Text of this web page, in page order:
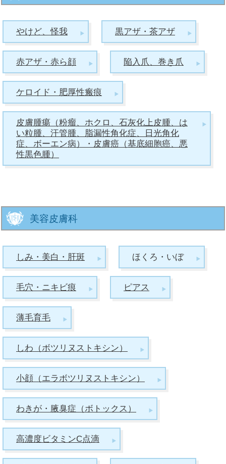
やけど、怪我 黒アザ・茶アザ
赤アザ・赤ら顔 陥入爪、巻き爪
ケロイド・肥厚性瘢痕
皮膚腫瘍（粉瘤、ホクロ、石灰化上皮腫、は
い粒腫、汗管腫、脂漏性角化症、日光角化
症、ボーエン病）・皮膚癌（基底細胞癌、悪
性黒色腫）
美容皮膚科
しみ・美白・肝斑 ほくろ・いぼ
毛穴・ニキビ痕 ピアス
薄毛育毛
しわ（ボツリヌストキシン）
小顔（エラボツリヌストキシン）
わきが・腋臭症（ボトックス）
高濃度ビタミンC点滴